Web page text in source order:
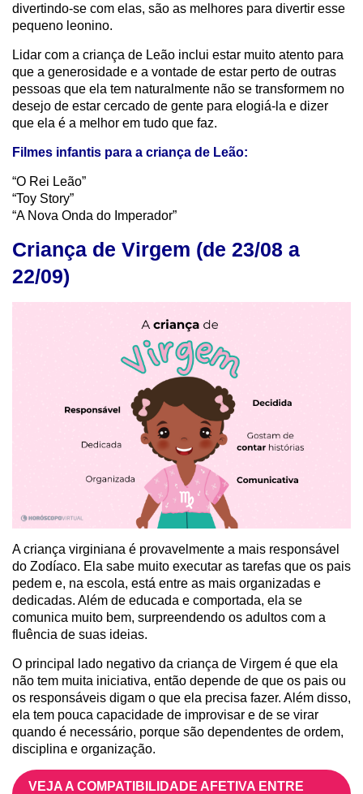
divertindo-se com elas, são as melhores para divertir esse
pequeno leonino.
Lidar com a criança de Leão inclui estar muito atento para
que a generosidade e a vontade de estar perto de outras
pessoas que ela tem naturalmente não se transformem no
desejo de estar cercado de gente para elogiá-la e dizer
que ela é a melhor em tudo que faz.
Filmes infantis para a criança de Leão:
“O Rei Leão”
“Toy Story”
“A Nova Onda do Imperador”
Criança de Virgem (de 23/08 a
22/09)
A criança virginiana é provavelmente a mais responsável
do Zodíaco. Ela sabe muito executar as tarefas que os pais
pedem e, na escola, está entre as mais organizadas e
dedicadas. Além de educada e comportada, ela se
comunica muito bem, surpreendendo os adultos com a
fluência de suas ideias.
O principal lado negativo da criança de Virgem é que ela
não tem muita iniciativa, então depende de que os pais ou
os responsáveis digam o que ela precisa fazer. Além disso,
ela tem pouca capacidade de improvisar e de se virar
quando é necessário, porque são dependentes de ordem,
disciplina e organização.
VEJA A COMPATIBILIDADE AFETIVA ENTRE